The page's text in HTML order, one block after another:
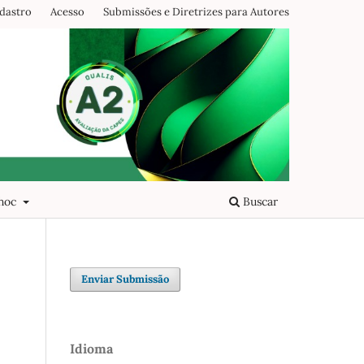
Buscar
Acesso Submissões e Diretrizes para Autores
Enviar Submissão
Idioma